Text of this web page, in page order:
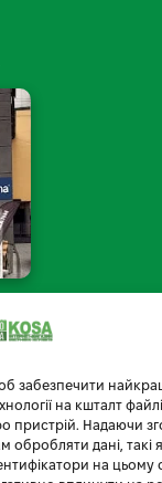
забезпечити
на кшталт
пристрій. Надаючи
обробляти дані, такі
на цьому